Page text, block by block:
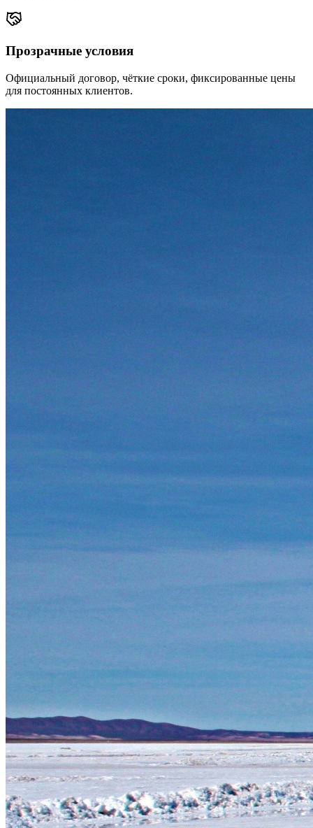
Прозрачные условия
Официальный договор, чёткие сроки, фиксированные цены
для постоянных клиентов.